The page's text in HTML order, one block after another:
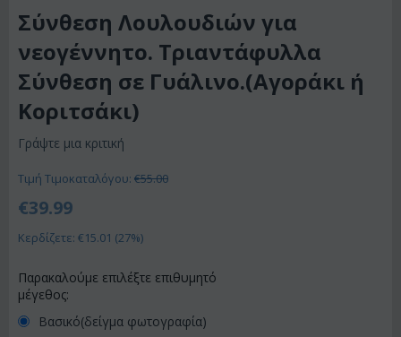
Σύνθεση Λουλουδιών για
νεογέννητο. Τριαντάφυλλα
Σύνθεση σε Γυάλινο.(Αγοράκι ή
Κοριτσάκι)
Γράψτε μια κριτική
Τιμή Τιμοκαταλόγου: €55.00
€39.99
Κερδίζετε: €15.01 (27%)
Παρακαλούμε επιλέξτε επιθυμητό
μέγεθος:
Βασικό(δείγμα φωτογραφία)